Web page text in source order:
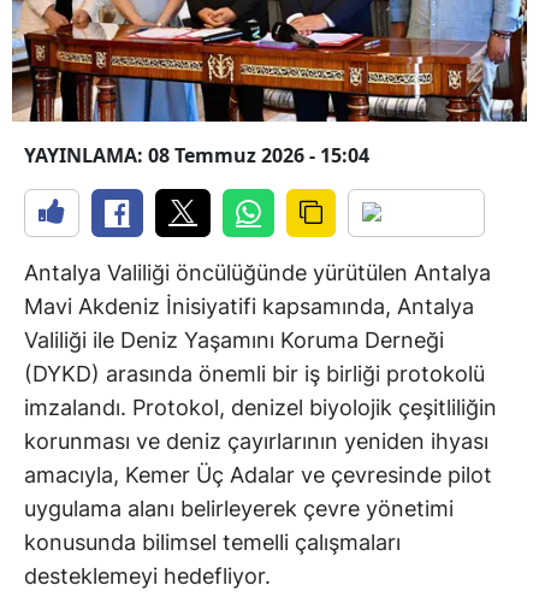
YAYINLAMA: 08 Temmuz 2026 - 15:04
Antalya Valiliği öncülüğünde yürütülen Antalya
Mavi Akdeniz İnisiyatifi kapsamında, Antalya
Valiliği ile Deniz Yaşamını Koruma Derneği
(DYKD) arasında önemli bir iş birliği protokolü
imzalandı. Protokol, denizel biyolojik çeşitliliğin
korunması ve deniz çayırlarının yeniden ihyası
amacıyla, Kemer Üç Adalar ve çevresinde pilot
uygulama alanı belirleyerek çevre yönetimi
konusunda bilimsel temelli çalışmaları
desteklemeyi hedefliyor.